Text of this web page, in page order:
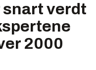
verdt
2000